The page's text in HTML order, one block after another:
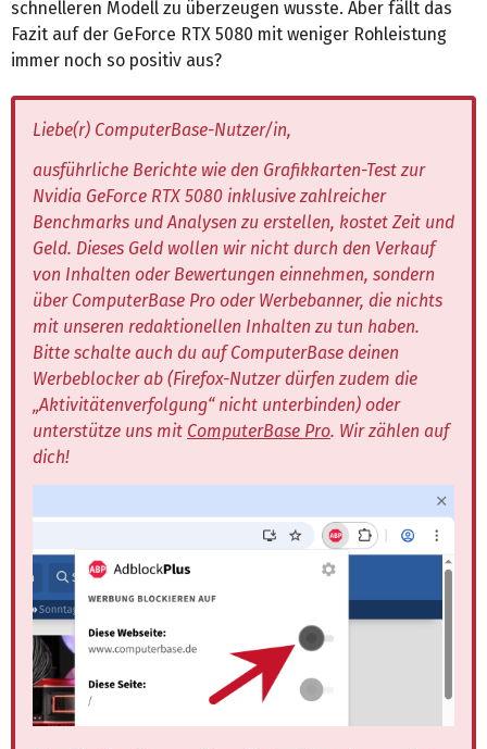
schnelleren Modell zu überzeugen wusste. Aber fällt das
Fazit auf der GeForce RTX 5080 mit weniger Rohleistung
immer noch so positiv aus?
Liebe(r) ComputerBase-Nutzer/in,
ausführliche Berichte wie den Grafikkarten-Test zur
Nvidia GeForce RTX 5080 inklusive zahlreicher
Benchmarks und Analysen zu erstellen, kostet Zeit und
Geld. Dieses Geld wollen wir nicht durch den Verkauf
von Inhalten oder Bewertungen einnehmen, sondern
über ComputerBase Pro oder Werbebanner, die nichts
mit unseren redaktionellen Inhalten zu tun haben.
Bitte schalte auch du auf ComputerBase deinen
Werbeblocker ab (Firefox-Nutzer dürfen zudem die
„Aktivitätenverfolgung“ nicht unterbinden) oder
unterstütze uns mit ComputerBase Pro. Wir zählen auf
dich!